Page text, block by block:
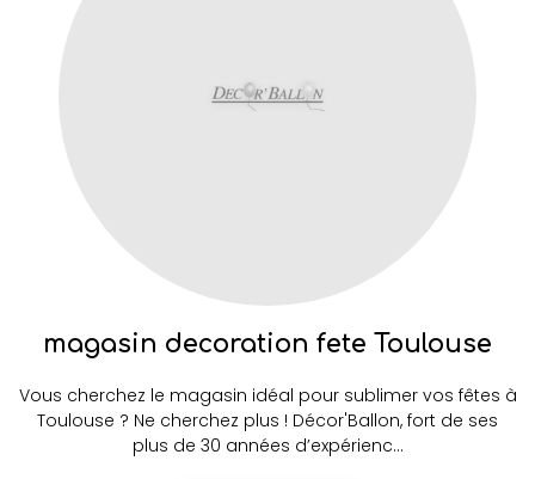
magasin decoration fete Toulouse
Vous cherchez le magasin idéal pour sublimer vos fêtes à
Toulouse ? Ne cherchez plus ! Décor'Ballon, fort de ses
plus de 30 années d’expérienc...